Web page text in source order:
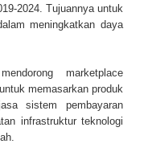
2024. Tujuannya untuk
meningkatkan daya
marketplace
memasarkan produk
sistem pembayaran
infrastruktur teknologi